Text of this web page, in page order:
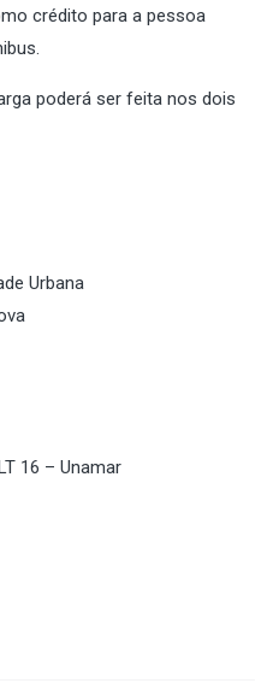
crédito para a pessoa
poderá ser feita nos dois
Urbana
16 – Unamar